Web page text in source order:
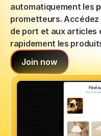
automatiquement les
prometteurs.
de port et aux articles
rapidement les
Join now